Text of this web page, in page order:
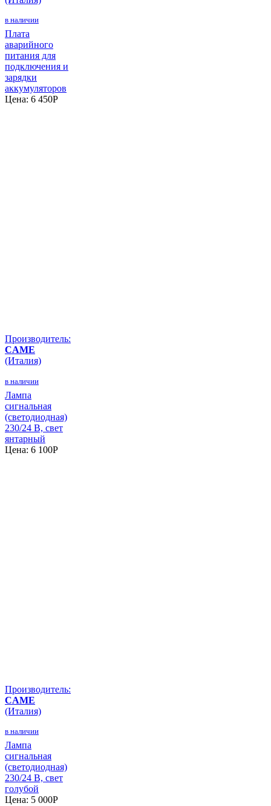
в наличии
Плата
аварийного
питания для
подключения и
зарядки
аккумуляторов
Цена: 6 450P
Производитель:
CAME
(Италия)
в наличии
Лампа
сигнальная
(светодиодная)
230/24 В, свет
янтарный
Цена: 6 100P
Производитель:
CAME
(Италия)
в наличии
Лампа
сигнальная
(светодиодная)
230/24 В, свет
голубой
Цена: 5 000P